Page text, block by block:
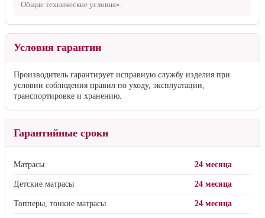
Общие технические условия».
Условия гарантии
Производитель гарантирует исправную службу изделия при
условии соблюдения правил по уходу, эксплуатации,
транспортировке и хранению.
Гарантийные сроки
Матрасы 24 месяца
Детские матрасы 24 месяца
Топперы, тонкие матрасы 24 месяца